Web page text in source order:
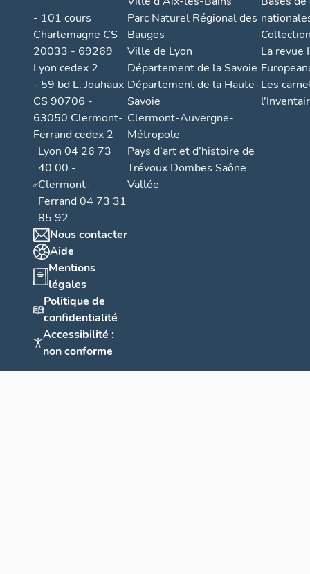
- 101 cours
Charlemagne CS
20033 - 69269
Lyon cedex 2
- 59 bd L. Jouhaux
CS 90706 -
63050 Clermont-
Ferrand cedex 2
Lyon 04 26 73
40 00 -
Clermont-
Ferrand 04 73 31
85 92
Nous contacter
Aide
Mentions
légales
Politique de
confidentialité
Accessibilité :
non conforme
Parc Naturel Régional des
Bauges
Ville de Lyon
Département de la Savoie
Département de la Haute-
Savoie
Clermont-Auvergne-
Métropole
Pays d’art et d’histoire de
Trévoux Dombes Saône
Vallée
La revue
Les